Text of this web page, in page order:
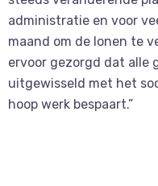
administratie en voor
maand om de lonen te
ervoor gezorgd dat alle
uitgewisseld met het
hoop werk bespaart.”